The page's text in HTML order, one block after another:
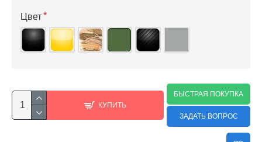
Цвет
КУПИТЬ
БЫСТРАЯ ПОКУПКА
ЗАДАТЬ ВОПРОС